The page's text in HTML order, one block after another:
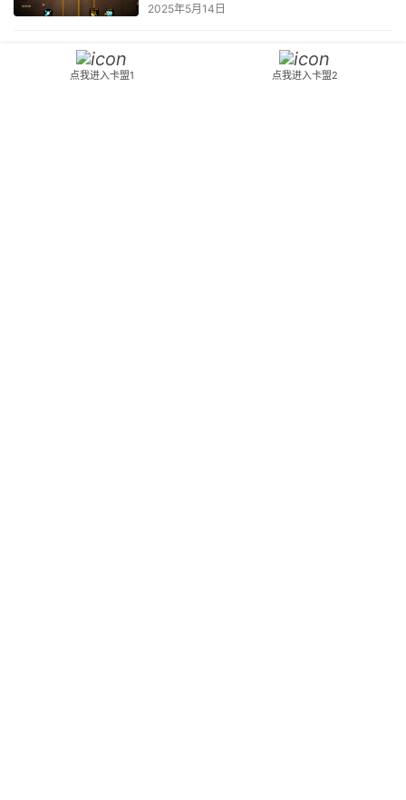
2025年5月14日
dnf手游官方网站是多少？最新资讯
抢先看-如何找到dnf手游的官方网
点我进入卡盟1 点我进入卡盟2